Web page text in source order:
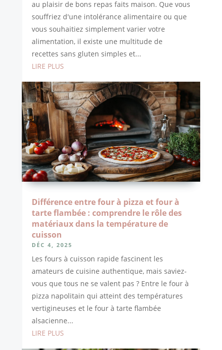
au plaisir de bons repas faits maison. Que vous
souffriez d'une intolérance alimentaire ou que
vous souhaitiez simplement varier votre
alimentation, il existe une multitude de
recettes sans gluten simples et...
LIRE PLUS
Différence entre four à pizza et four à
tarte flambée : comprendre le rôle des
matériaux dans la température de
cuisson
DÉC 4, 2025
Les fours à cuisson rapide fascinent les
amateurs de cuisine authentique, mais saviez-
vous que tous ne se valent pas ? Entre le four à
pizza napolitain qui atteint des températures
vertigineuses et le four à tarte flambée
alsacienne...
LIRE PLUS